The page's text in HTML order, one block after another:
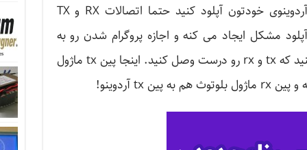
دقت کنید که قبل اینکه کد رو روی آردوینوی خودتون آپلود کنید حتما اتصالات RX و TX
مشکل ایجاد می کنه و اجازه پروگرام شدن رو به
آردوینو نمیده. بعد آپلود کد هم دقت کنید که tx و rx رو درست وصل کنید. اینجا پین tx ماژول